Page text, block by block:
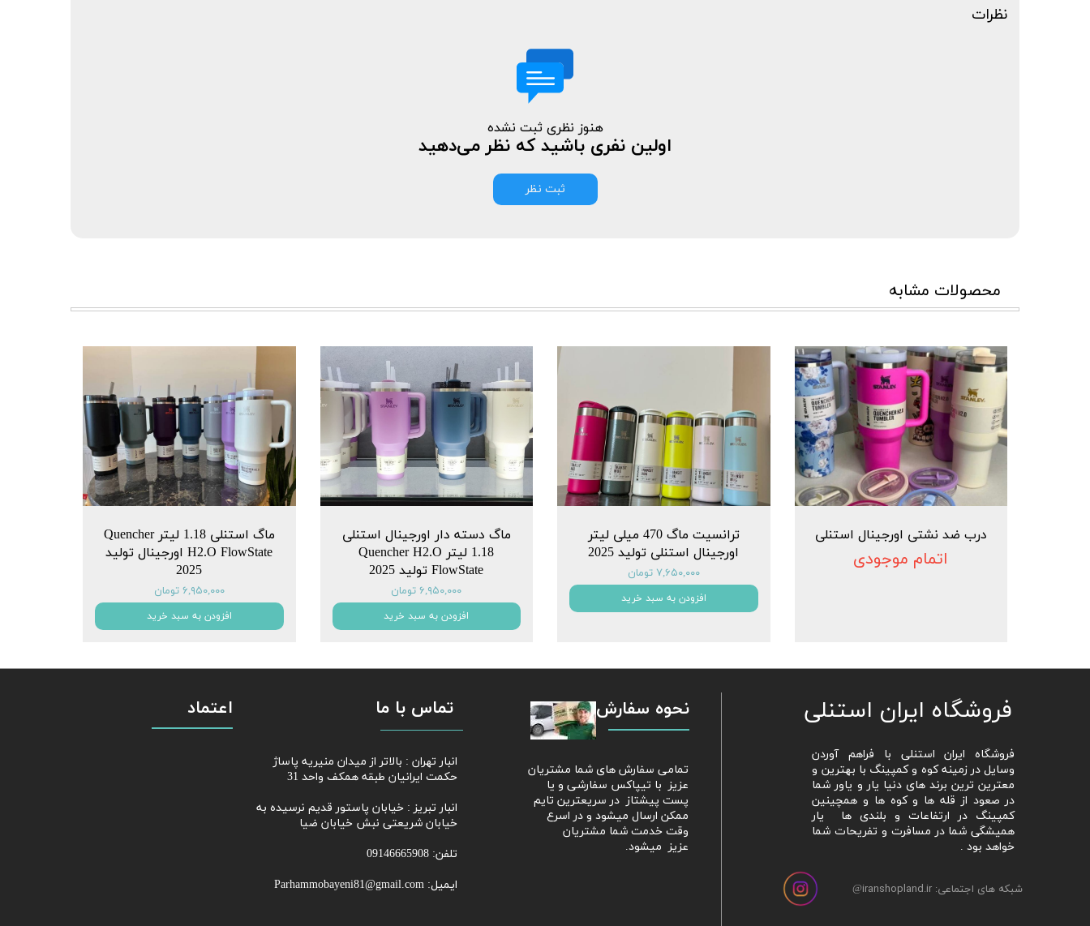
نظرات
هنوز نظری ثبت نشده
اولین نفری باشید که نظر می‌دهید
ثبت نظر
محصولات مشابه
درب ضد نشتی اورجینال استنلی
اتمام موجودی
ترانسیت ماگ 470 میلی لیتر
اورجینال استنلی تولید 2025
۷,۶۵۰,۰۰۰ تومان
افزودن به سبد خرید
ماگ دسته دار اورجینال استنلی
1.18 لیتر Quencher H2.O
FlowState تولید 2025
۶,۹۵۰,۰۰۰ تومان
افزودن به سبد خرید
ماگ استنلی 1.18 لیتر Quencher
H2.O FlowState اورجینال تولید
2025
۶,۹۵۰,۰۰۰ تومان
افزودن به سبد خرید
فروشگاه ایران استنلی با فراهم آوردن
وسایل در زمینه کوه و کمپینگ با بهترین و
معترین ترین برند های دنیا یار و یاور شما
در صعود از قله ها و کوه ها و همچینین
کمپینگ در ارتفاعات و بلندی ها یار
همیشگی شما در مسافرت و تفریحات شما
خواهد بود .
شبکه های اجتماعی: iranshopland.ir @
​فروشگاه ایران استنلی نحوه سفارش
​تمامی سفارش های شما مشتریان
عزیز با تیپاکس سفارشی و یا
پست پیشتاز در سریعترین تایم
ممکن ارسال میشود و در اسرع
وقت خدمت شما مشتریان
عزیز میشود.
اعتماد تماس با ما
​​انبار تهران : بالاتر از میدان منیریه پاساژ
حکمت ایرانیان طبقه همکف واحد 31
​​​​​​​انبار تبریز : خیابان پاستور قدیم نرسیده به
خیابان شریعتی نبش خیابان ضیا
تلفن: 09146665908
ایمیل: Parhammobayeni81@gmail.com​​​​​​​